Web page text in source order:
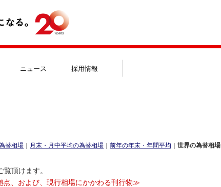
ニュース 採用情報
替相場 月末・月中平均の為替相場 前年の年末・年間平均 世界の為替相場
頂けます。
、および、現行相場にかかわる刊行物≫